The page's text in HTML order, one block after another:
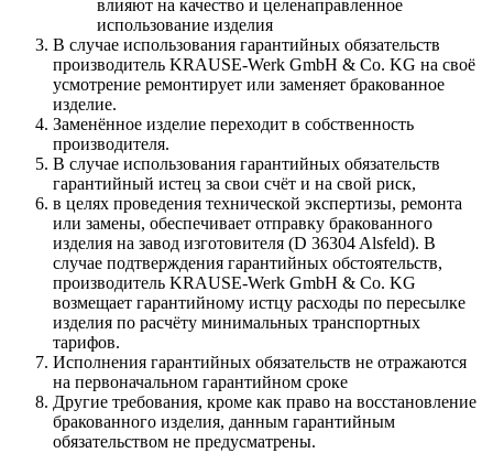
влияют на качество и целенаправленное
использование изделия
В случае использования гарантийных обязательств
производитель KRAUSE-Werk GmbH & Со. KG на своё
усмотрение ремонтирует или заменяет бракованное
изделие.
Заменённое изделие переходит в собственность
производителя.
В случае использования гарантийных обязательств
гарантийный истец за свои счёт и на свой риск,
в целях проведения технической экспертизы, ремонта
или замены, обеспечивает отправку бракованного
изделия на завод изготовителя (D 36304 Alsfeld). В
случае подтверждения гарантийных обстоятельств,
производитель KRAUSE-Werk GmbH & Со. KG
возмещает гарантийному истцу расходы по пересылке
изделия по расчёту минимальных транспортных
тарифов.
Исполнения гарантийных обязательств не отражаются
на первоначальном гарантийном сроке
Другие требования, кроме как право на восстановление
бракованного изделия, данным гарантийным
обязательством не предусматрены.